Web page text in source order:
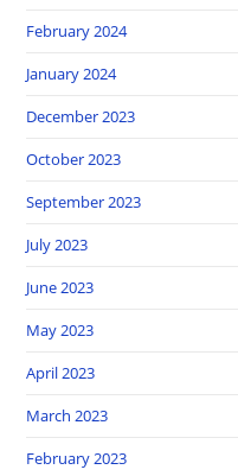
February 2024
January 2024
December 2023
October 2023
September 2023
July 2023
June 2023
May 2023
April 2023
March 2023
February 2023